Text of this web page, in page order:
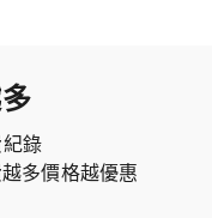
錄
多價格越優惠